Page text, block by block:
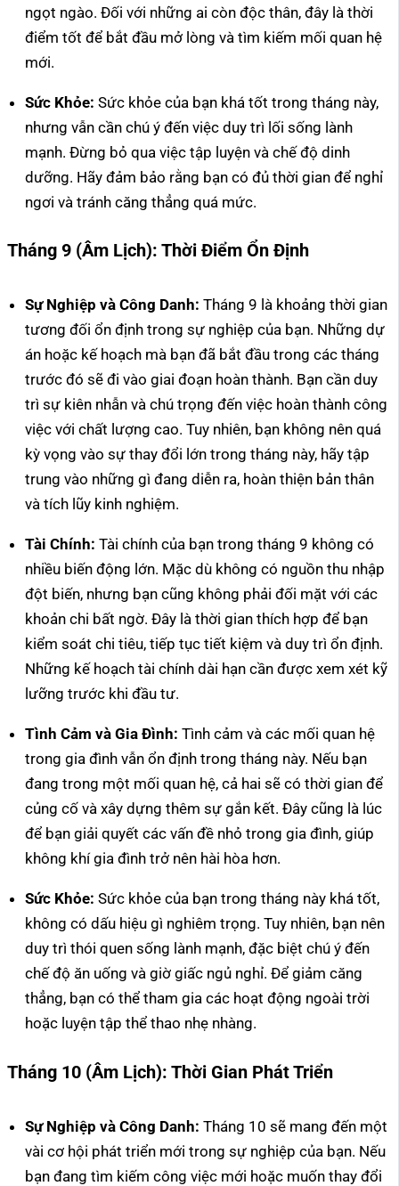
ngọt ngào. Đối với những ai còn độc thân, đây là thời
điểm tốt để bắt đầu mở lòng và tìm kiếm mối quan hệ
mới.
Sức Khỏe: Sức khỏe của bạn khá tốt trong tháng này,
nhưng vẫn cần chú ý đến việc duy trì lối sống lành
mạnh. Đừng bỏ qua việc tập luyện và chế độ dinh
dưỡng. Hãy đảm bảo rằng bạn có đủ thời gian để nghỉ
ngơi và tránh căng thẳng quá mức.
Tháng 9 (Âm Lịch): Thời Điểm Ổn Định
Sự Nghiệp và Công Danh: Tháng 9 là khoảng thời gian
tương đối ổn định trong sự nghiệp của bạn. Những dự
án hoặc kế hoạch mà bạn đã bắt đầu trong các tháng
trước đó sẽ đi vào giai đoạn hoàn thành. Bạn cần duy
trì sự kiên nhẫn và chú trọng đến việc hoàn thành công
việc với chất lượng cao. Tuy nhiên, bạn không nên quá
kỳ vọng vào sự thay đổi lớn trong tháng này, hãy tập
trung vào những gì đang diễn ra, hoàn thiện bản thân
và tích lũy kinh nghiệm.
Tài Chính: Tài chính của bạn trong tháng 9 không có
nhiều biến động lớn. Mặc dù không có nguồn thu nhập
đột biến, nhưng bạn cũng không phải đối mặt với các
khoản chi bất ngờ. Đây là thời gian thích hợp để bạn
kiểm soát chi tiêu, tiếp tục tiết kiệm và duy trì ổn định.
Những kế hoạch tài chính dài hạn cần được xem xét kỹ
lưỡng trước khi đầu tư.
Tình Cảm và Gia Đình: Tình cảm và các mối quan hệ
trong gia đình vẫn ổn định trong tháng này. Nếu bạn
đang trong một mối quan hệ, cả hai sẽ có thời gian để
củng cố và xây dựng thêm sự gắn kết. Đây cũng là lúc
để bạn giải quyết các vấn đề nhỏ trong gia đình, giúp
không khí gia đình trở nên hài hòa hơn.
Sức Khỏe: Sức khỏe của bạn trong tháng này khá tốt,
không có dấu hiệu gì nghiêm trọng. Tuy nhiên, bạn nên
duy trì thói quen sống lành mạnh, đặc biệt chú ý đến
chế độ ăn uống và giờ giấc ngủ nghỉ. Để giảm căng
thẳng, bạn có thể tham gia các hoạt động ngoài trời
hoặc luyện tập thể thao nhẹ nhàng.
Tháng 10 (Âm Lịch): Thời Gian Phát Triển
Sự Nghiệp và Công Danh: Tháng 10 sẽ mang đến một
vài cơ hội phát triển mới trong sự nghiệp của bạn. Nếu
bạn đang tìm kiếm công việc mới hoặc muốn thay đổi